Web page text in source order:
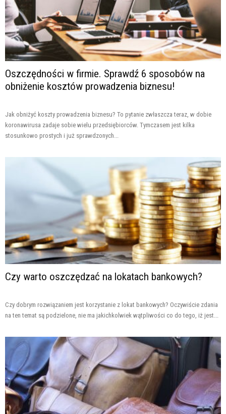
Oszczędności w firmie. Sprawdź 6 sposobów na
obniżenie kosztów prowadzenia biznesu!
Jak obniżyć koszty prowadzenia biznesu? To pytanie zwłaszcza teraz, w dobie
koronawirusa zadaje sobie wielu przedsiębiorców. Tymczasem jest kilka
stosunkowo prostych i już sprawdzonych...
Czy warto oszczędzać na lokatach bankowych?
Czy dobrym rozwiązaniem jest korzystanie z lokat bankowych? Oczywiście zdania
na ten temat są podzielone, nie ma jakichkolwiek wątpliwości co do tego, iż jest...